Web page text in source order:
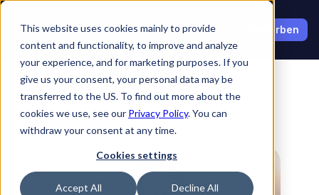
This website uses cookies mainly to provide
content and functionality, to improve and analyze
your experience, and for marketing purposes. If you
give us your consent, your personal data may be
transferred to the US. To find out more about the
cookies we use, see our Privacy Policy. You can
withdraw your consent at any time.
Cookies settings
Accept All Decline All
Jetzt bewerben
Zurück zu Botschaftern